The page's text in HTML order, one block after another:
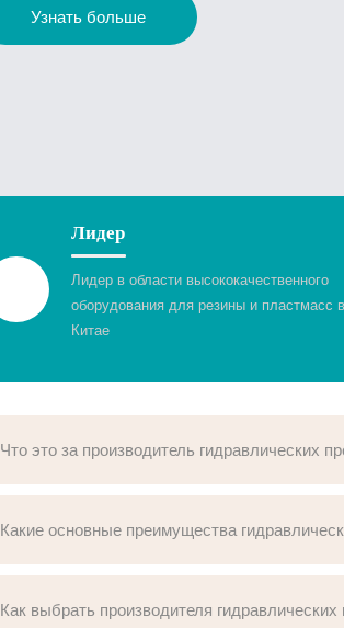
Узнать больше
Лидер
Лидер в области высококачественного
оборудования для резины и пластмасс в
Китае
Что это за производитель гидравлических
Какие основные преимущества
Как выбрать производителя гидравлических